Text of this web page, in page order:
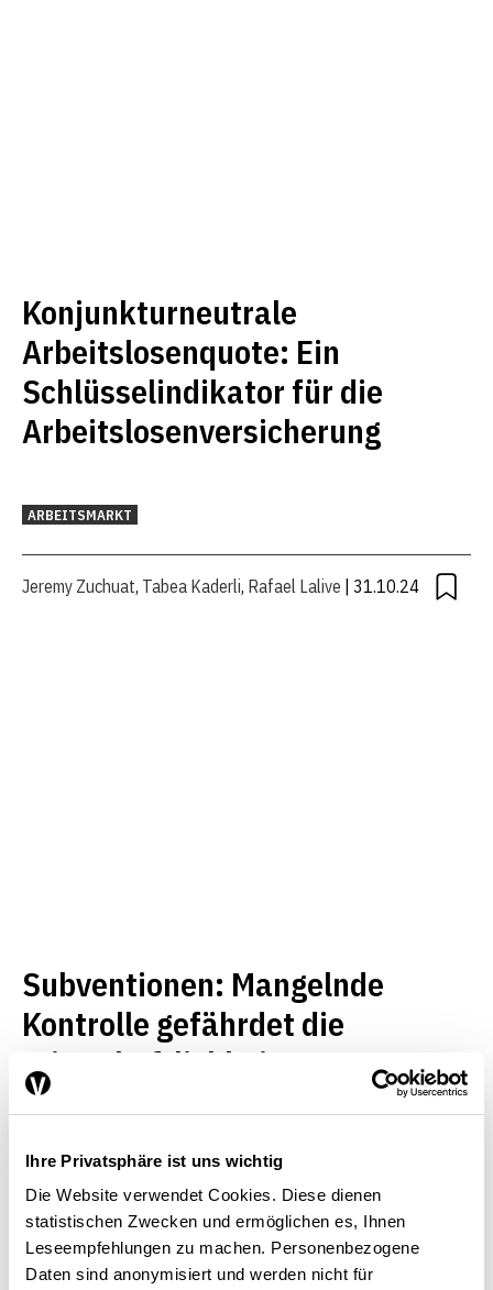
Ihre Privatsphäre ist uns wichtig
Die Website verwendet Cookies. Diese dienen
statistischen Zwecken und ermöglichen es, Ihnen
Leseempfehlungen zu machen. Personenbezogene
Daten sind anonymisiert und werden nicht für
Konjunkturneutrale
Arbeitslosenquote: Ein
Schlüsselindikator für die
Arbeitslosenversicherung
ARBEITSMARKT
Jeremy Zuchuat, Tabea Kaderli, Rafael Lalive | 31.10.24
Subventionen: Mangelnde
Kontrolle gefährdet die
Wirtschaftlichkeit
Roger Pfiffner ,Daniel Aeby| 13.09.24